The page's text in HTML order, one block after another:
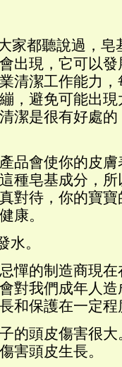
家都聽說過，皂
出現，它可以
清潔工作能力
，避免可能出
潔是很有好處
品會使你的皮
種皂基成分，
對待，你的寶
康。
水。
憚的制造商現
對我們成年人
和保護在一定程
的頭皮傷害很
害頭皮生長。